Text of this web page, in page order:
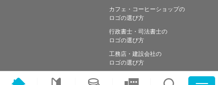
カフェ・コーヒーショップの
ロゴの選び方
行政書士・司法書士の
ロゴの選び方
工務店・建設会社の
ロゴの選び方